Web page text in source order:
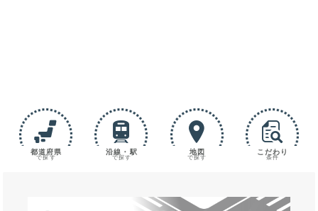
都道府県
で探す
沿線・駅
で探す
地図
で探す
こだわり
条件